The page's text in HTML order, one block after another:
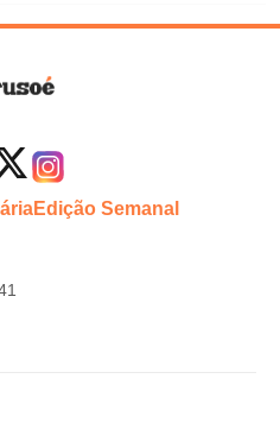
Edição Semanal